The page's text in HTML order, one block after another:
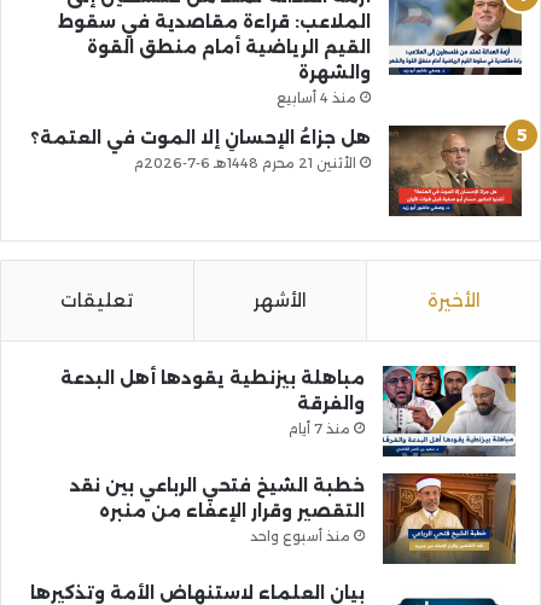
الملاعب: قراءة مقاصدية في سقوط
القيم الرياضية أمام منطق القوة
والشهرة
منذ 4 أسابيع
هل جزاءُ الإحسانِ إلا الموت في العتمة؟
الأثنين 21 محرم 1448هـ 6-7-2026م
الأخيرة الأشهر تعليقات
مباهلة بيزنطية يقودها أهل البدعة
والفرقة
منذ 7 أيام
خطبة الشيخ فتحي الرباعي بين نقد
التقصير وقرار الإعفاء من منبره
منذ أسبوع واحد
بيان العلماء لاستنهاض الأمة وتذكيرها